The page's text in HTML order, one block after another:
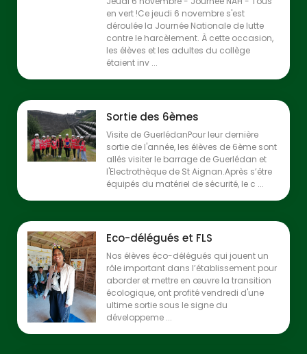
en vert !Ce jeudi 6 novembre s'est
déroulée la Journée Nationale de lutte
contre le harcèlement. À cette occasion,
les élèves et les adultes du collège
étaient inv ...
Sortie des 6èmes
Visite de GuerlédanPour leur dernière
sortie de l'année, les élèves de 6ème sont
allés visiter le barrage de Guerlédan et
l'Electrothèque de St Aignan.Après s’être
équipés du matériel de sécurité, le c ...
Eco-délégués et FLS
Nos élèves éco-délégués qui jouent un
rôle important dans l’établissement pour
aborder et mettre en œuvre la transition
écologique, ont profité vendredi d'une
ultime sortie sous le signe du
développeme ...